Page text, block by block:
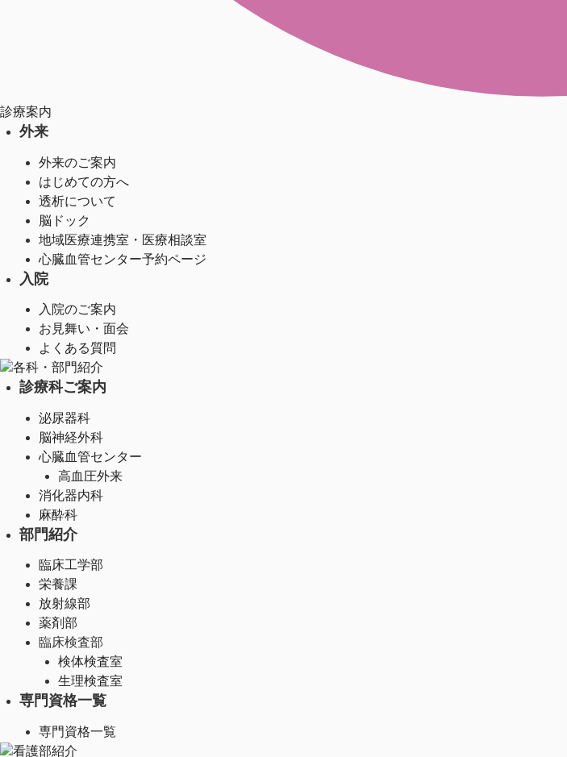
診療案内
外来
外来のご案内
はじめての方へ
透析について
脳ドック
地域医療連携室・医療相談室
心臓血管センター予約ページ
入院
入院のご案内
お見舞い・面会
よくある質問
各科・部門紹介
診療科ご案内
泌尿器科
脳神経外科
心臓血管センター
高血圧外来
消化器内科
麻酔科
部門紹介
臨床工学部
栄養課
放射線部
薬剤部
臨床検査部
検体検査室
生理検査室
専門資格一覧
専門資格一覧
看護部紹介